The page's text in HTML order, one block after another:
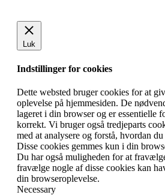
Luk
Indstillinger for cookies
Dette websted bruger cookies for at
oplevelse på hjemmesiden. De
lageret i din browser og er essentielle
korrekt. Vi bruger også tredjeparts
med at analysere og forstå, hvordan
Disse cookies gemmes kun i din
Du har også muligheden for at
fravælge nogle af disse cookies kan
din browseroplevelse.
Necessary